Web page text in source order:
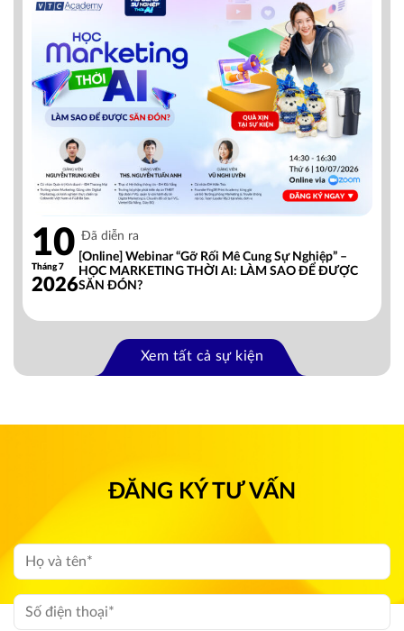
10
Tháng 7
2026
Đã diễn ra
[Online] Webinar “Gỡ Rối Mê Cung Sự Nghiệp” –
HỌC MARKETING THỜI AI: LÀM SAO ĐỂ ĐƯỢC
SĂN ĐÓN?
Xem tất cả sự kiện
ĐĂNG KÝ TƯ VẤN